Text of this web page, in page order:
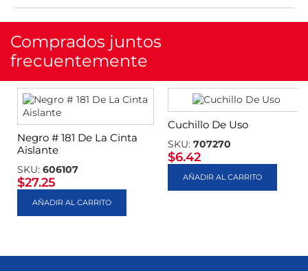
Comprados juntos
frecuentemente
Negro # 181 De La Cinta
Aislante
SKU: 606107
$27.25
AÑADIR AL CARRITO
Cuchillo De Uso
SKU: 707270
$6.42
AÑADIR AL CARRITO